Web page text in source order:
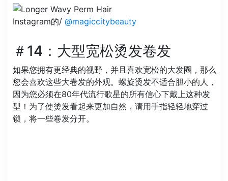
Instagram的/ @magiccitybeauty
＃14：大型宽松烫发卷发
如果您拥有更经典的视野，并且喜欢宽松的大发圈，那么
您会喜欢这些大卷发的外观。螺旋烫发不适合胆小的人，
因为您必须在80年代流行歌星的所有信心下戴上这种发
型！为了使烫发看起来更加自然，请用手指轻轻地穿过
锁，将一些卷发分开。